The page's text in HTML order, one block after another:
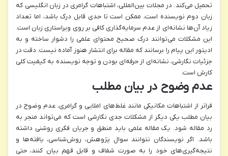
تحمیل می‌کند. در مجلات بین‌المللی، اشتباهات گرامری در زبان انگلیسی که
زبان دوم نویسنده است، ممکن است تا حدی قابل درک باشد، اما تعداد
زیاد آن‌ها نشانه‌ای از عدم سرمایه‌گذاری کافی بر روی ویراستاری زبان است.
این مشکلات می‌توانند درک صحیح محتوای علمی را دشوار ساخته و به
ادیتور این پیام را برسانند که مقاله برای انتشار هنوز آماده نیست. دقت در
جزئیات نگارشی، نشانه‌ای از حرفه‌ای بودن و توجه نویسنده به کیفیت کلی
کارش است.
عدم وضوح در بیان مطلب
فراتر از اشتباهات مکانیکی مانند غلط‌های املایی و گرامری، عدم وضوح در
بیان مطلب یکی دیگر از مشکلات جدی نگارشی است که می‌تواند منجر به
رد مقاله شود. یک مقاله علمی باید منطق و جریان فکری روشنی داشته
باشد. اگر نویسندگان نتوانند سوال پژوهش، روش‌شناسی، یافته‌ها و
نتیجه‌گیری‌های خود را به صورت شفاف و قابل فهم بیان کنند، حتی